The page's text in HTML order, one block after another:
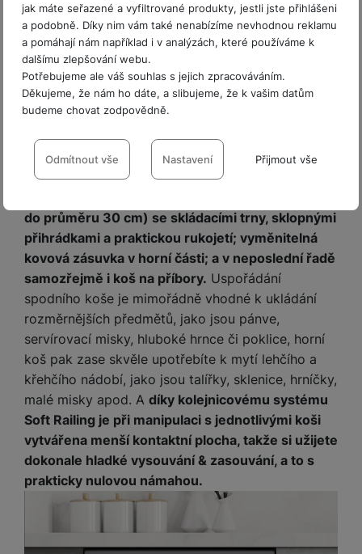
jak máte seřazené a vyfiltrované produkty, jestli jste přihlášeni
a podobně. Díky nim vám také nenabízíme nevhodnou reklamu
a pomáhají nám například i v analýzách, které používáme k
dalšímu zlepšování webu.
Potřebujeme ale váš souhlas s jejich zpracováváním.
Děkujeme, že nám ho dáte, a slibujeme, že k vašim datům
budeme chovat zodpovědně.
Nastavení souhlasů s kategoriemi
cookies
VŽDY AKTIVNÍ
Technické cookies umožňují váš průchod nákupním košíkem,
porovnávání produktů a další nezbytné funkce.
Preferenční a rozšířené funkce
abyste nemuseli vše
nastavovat znovu a abyste se s námi mohli spojit např. pomocí
chatu.
Povoleno
Díky těmto cookies vám práci s naším webem dokážeme ještě
zpříjemnit. Dokážeme si zapamatovat vaše nastavení, mohou
vám pomoci s vyplňováním formulářů, umožní nám zobrazit
služby jako je chat a podobně.
Analytické
Analytické-abychom věděli, jak se na webu chováte, a mohli
náš web dále zlepšovat.
Povoleno
Tyto cookies nám umožňují měření výkonu našeho webu i
našich reklamních kampaní. Jejich pomocí určujeme počet
návštěv a zdroje návštěv našich internetových stránek. Data
anonymně, takže nejsme schopni identifikovat konkrétní
uživatele našeho webu.
Marketingové
Marketingové- abychom vás neobtěžovali nevhodnou
Odmítnout vše Nastavení Přijmout vše
DW60A6092IB/EO je vybavená Aqua Stopem,
takže vaši domácnost komplexně chrání před
nebezpečnými úniky vody, a dokonce i před
zkraty, které může způsobit elektrický proud.
Brilantní.
Báječně vybavený interiér
Vnitřek vestavné myčky Samsung
DW60A6092IB/EO sestává z prvotřídního
nerezu a tvoří jej výškově nastavitelný horní koš
do průměru 30 cm) se skládacími trny, sklopnými
přihrádkami a praktickou rukojetí; vyměnitelná
kovová zásuvka v horní části; a v neposlední řadě
samozřejmě i koš na příbory. Uspořádání
spodního koše je mimořádně vhodné k ukládání
rozměrnějších předmětů, jako jsou pánve,
servírovací misky, hluboké hrnce či poklice, horní
koš pak zase skvěle upotřebíte k mytí lehčího a
křehčího nádobí, jako jsou talířky, sklenice, hrníčky,
malé misky apod. A díky kolejnicovému systému
Soft Railing je při manipulaci s jednotlivými koši
vytvářena menší kontaktní plocha, takže si užijete
dokonale hladké vysouvání & zasouvání, a to s
prakticky nulovou námahou.